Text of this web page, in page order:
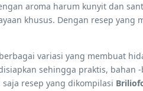
aroma harum kunyit dan
khusus. Dengan resep
variasi yang membuat
sehingga praktis, bahan
resep yang dikompilasi